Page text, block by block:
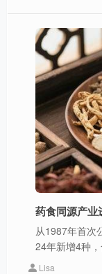
药食同源产业
从1987年首次
24年新增4种
Lisa